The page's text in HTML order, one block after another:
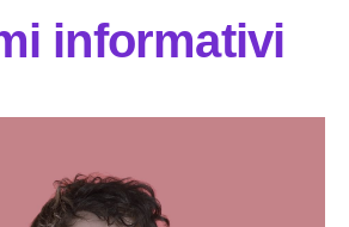
informativi